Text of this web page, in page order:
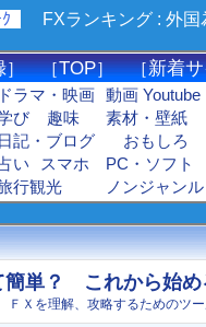
FXランキング : 外
］ ［TOP］ ［新着
ドラマ・映画
び
趣味
日記・ブログ
い
スマホ
行観光
動画 Youtube
素材・壁紙
おもしろ
PC・ソフト
ノンジャンル
簡単？ これから始め
ＦＸを理解、攻略するためのツ